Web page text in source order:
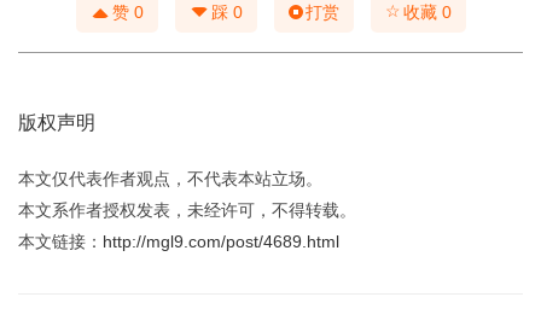
赞 0 踩 0 打赏 ☆收藏 0
版权声明
本文仅代表作者观点，不代表本站立场。
本文系作者授权发表，未经许可，不得转载。
本文链接： http://mgl9.com/post/4689.html